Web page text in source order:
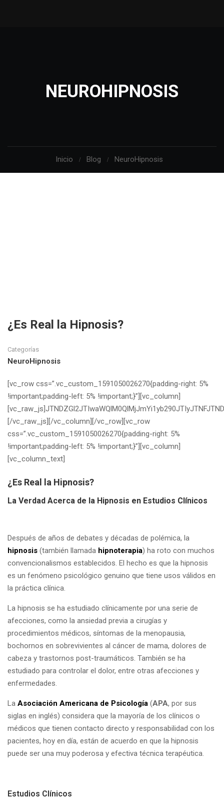
NEUROHIPNOSIS
Inicio Blog NeuroHipnosis
¿Es Real la Hipnosis?
Categorías
NeuroHipnosis
[vc_row css=”.vc_custom_1591050026270{padding-right: 5%
!important;padding-left: 5% !important;}”][vc_column]
[/vc_raw_js][/vc_column][/vc_row][vc_row
css=”.vc_custom_1591050026270{padding-right: 5%
!important;padding-left: 5% !important;}”][vc_column]
[vc_column_text]
¿Es Real la Hipnosis?
La Verdad Acerca de la Hipnosis en Estudios Clínicos
Después de años de debates y décadas de polémica, la
hipnosis (también llamada hipnoterapia) ha roto con muchos
convencionalismos establecidos. El hecho es que la hipnosis
es un fenómeno psicológico genuino que tiene usos válidos en
la práctica clínica.
La hipnosis se ha estudiado clínicamente por una serie de
afecciones, como la ansiedad previa a cirugías y
procedimientos médicos, síntomas de la menopausia,
bochornos en sobrevivientes al cáncer de mama, dolores de
cabeza y trastornos post-traumáticos. También se ha
estudiado para controlar el dolor, entre otras afecciones y
enfermedades.
La Asociación Americana de Psicología (APA, por sus
siglas en inglés) considera que la mayoría de los clínicos o
médicos que tienen contacto directo y responsabilidad con los
pacientes, hoy en día, están de acuerdo en que la hipnosis
puede ser una muy poderosa y efectiva técnica terapéutica.
Estudios Clínicos